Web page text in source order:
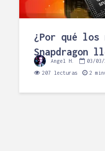
¿Por qué los
Snapdragon
Angel H. 03/03/
207 lecturas 2